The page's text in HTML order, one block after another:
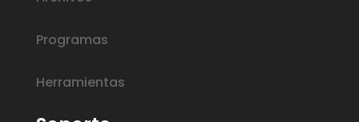
Programas
Herramientas